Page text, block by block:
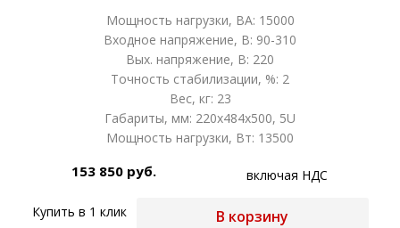
Мощность нагрузки, ВА: 15000
Входное напряжение, В: 90-310
Вых. напряжение, В: 220
Точность стабилизации, %: 2
Вес, кг: 23
Габариты, мм: 220х484х500, 5U
Мощность нагрузки, Вт: 13500
153 850 руб. включая НДС
Купить в 1 клик В корзину